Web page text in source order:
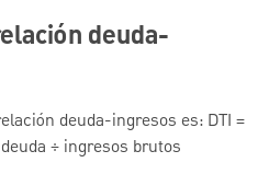
deuda-
deuda-ingresos es: DTI =
÷ ingresos brutos